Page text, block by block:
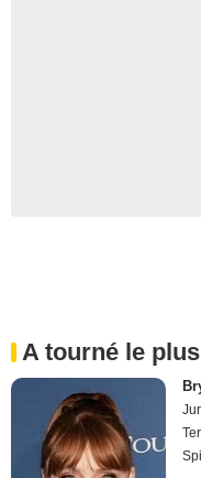
A tourné le